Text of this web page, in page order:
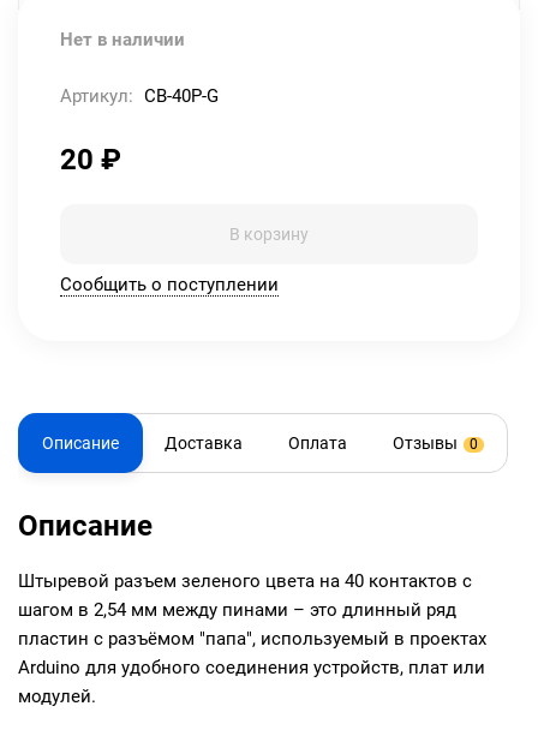
Нет в наличии
Артикул: CB-40P-G
20 ₽
В корзину
Сообщить о поступлении
Описание Доставка Оплата Отзывы 0
Описание
Штыревой разъем зеленого цвета на 40 контактов с
шагом в 2,54 мм между пинами – это длинный ряд
пластин с разъёмом "папа", используемый в проектах
Arduino для удобного соединения устройств, плат или
модулей.